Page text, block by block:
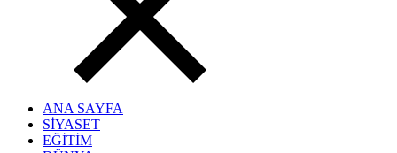
ANA SAYFA
SİYASET
EĞİTİM